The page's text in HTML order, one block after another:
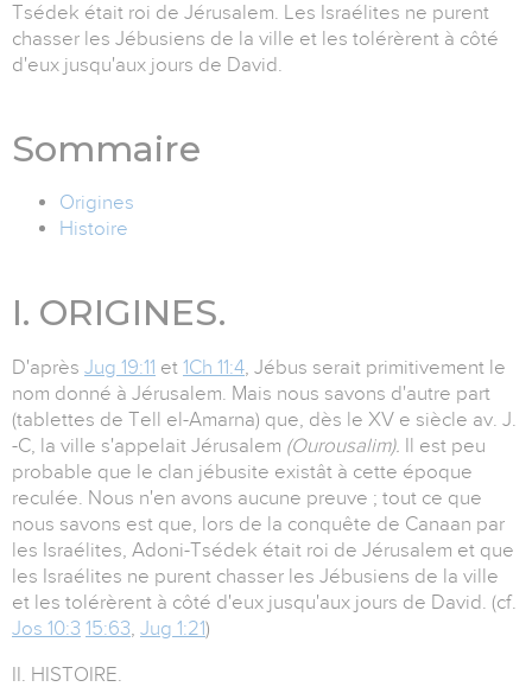
Tsédek était roi de Jérusalem. Les Israélites ne purent
chasser les Jébusiens de la ville et les tolérèrent à côté
d'eux jusqu'aux jours de David.
Sommaire
Origines
Histoire
I. ORIGINES.
D'après Jug 19:11 et 1Ch 11:4, Jébus serait primitivement le
nom donné à Jérusalem. Mais nous savons d'autre part
(tablettes de Tell el-Amarna) que, dès le XV e siècle av. J.
-C, la ville s'appelait Jérusalem (Ourousalim).
Il est peu
probable que le clan jébusite existât à cette époque
reculée. Nous n'en avons aucune preuve ; tout ce que
nous savons est que, lors de la conquête de Canaan par
les Israélites, Adoni-Tsédek était roi de Jérusalem et que
les Israélites ne purent chasser les Jébusiens de la ville
et les tolérèrent à côté d'eux jusqu'aux jours de David. (cf.
Jos 10:3 15:63, Jug 1:21)
II. HISTOIRE.